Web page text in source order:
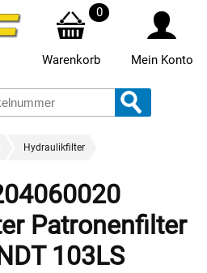
0
Warenkorb Mein Konto
Hydraulikfilter
Patronenfilter
103LS